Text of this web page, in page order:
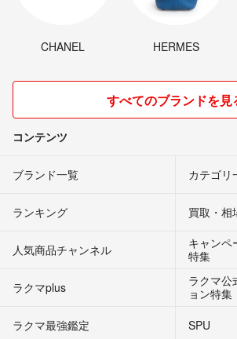
CHANEL HERMES
すべてのブランドを見
コンテンツ
ブランド一覧 カテゴリ
ランキング 買取・相
人気商品チャンネル
キャンペ
特集
ラクマplus
ラクマ公
ョン特集
ラクマ最強鑑定
SPU